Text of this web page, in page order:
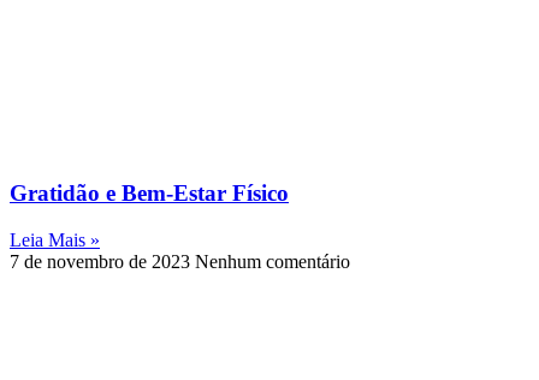
Gratidão e Bem-Estar Físico
Leia Mais »
7 de novembro de 2023 Nenhum comentário